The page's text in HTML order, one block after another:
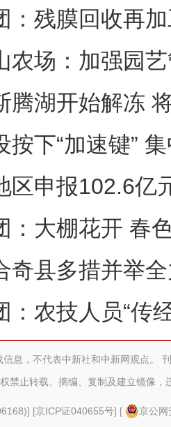
：残膜回收再加
农场：加强园
腾湖开始解冻
按下“加速键”
区申报102.6亿
：大棚花开 春
奇县多措并举
：农技人员“传
信息，不代表中新社和中新网观点。
禁止转载、摘编、复制及建立镜像，
] [京ICP证040655号] [
京公